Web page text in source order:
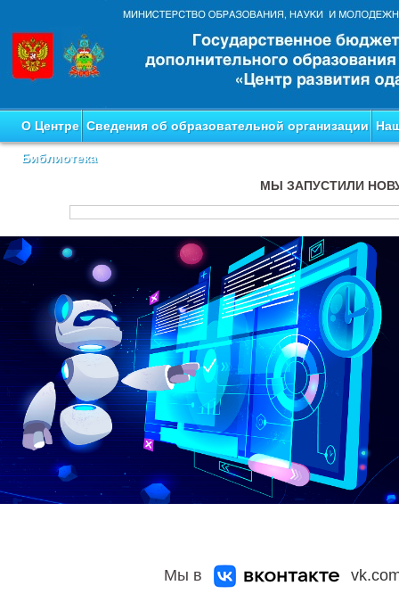
О Центре Сведения об образовательной организации
Библиотека
МЫ ЗАПУСТИЛИ
Мы в